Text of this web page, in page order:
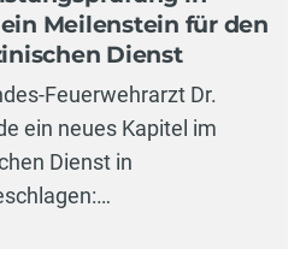
Meilenstein für den
Dienst
Feuerwehrarzt Dr.
ein neues Kapitel im
Dienst in